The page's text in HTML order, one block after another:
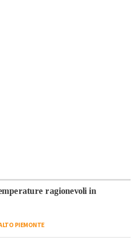
ragionevoli in
PIEMONTE